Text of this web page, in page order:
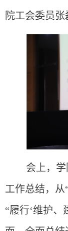
院工会委员张
会上，
工作总结，从
“履行‘维护、